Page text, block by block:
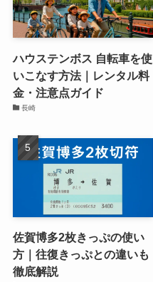
ハウステンボス 自転車を使
いこなす方法｜レンタル料
金・注意点ガイド
長崎
佐賀博多2枚きっぷの使い
方｜往復きっぷとの違いも
徹底解説